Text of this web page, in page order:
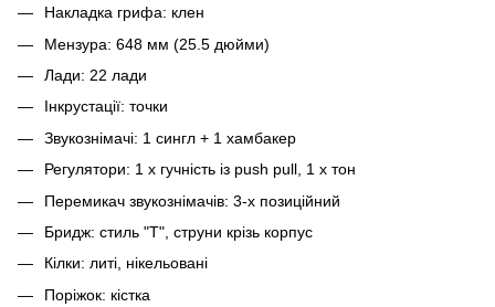
Накладка грифа: клен
Мензура: 648 мм (25.5 дюйми)
Лади: 22 лади
Інкрустації: точки
Звукознімачі: 1 сингл + 1 хамбакер
Регулятори: 1 x гучність із push pull, 1 x тон
Перемикач звукознімачів: 3-х позиційний
Бридж: стиль "Т", струни крізь корпус
Кілки: литі, нікельовані
Поріжок: кістка